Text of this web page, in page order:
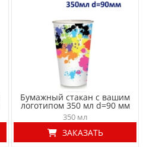
Бумажный стакан с вашим
логотипом 350 мл d=90 мм
350 мл
ЗАКАЗАТЬ